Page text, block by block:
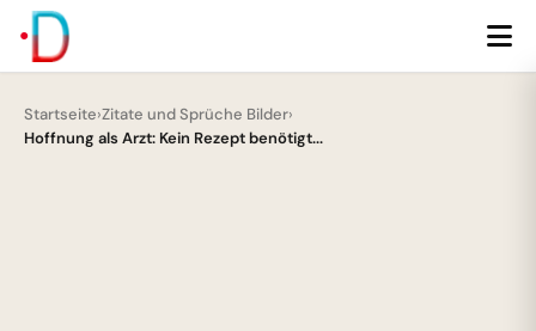
Startseite›Zitate und Sprüche Bilder›
Hoffnung als Arzt: Kein Rezept benötigt...